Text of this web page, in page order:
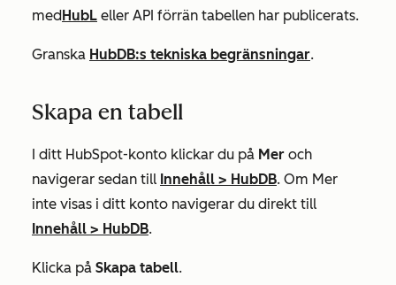
medHubL eller API förrän tabellen har publicerats.
Granska HubDB:s tekniska begränsningar.
Skapa en tabell
I ditt HubSpot-konto klickar du på Mer och
navigerar sedan till Innehåll > HubDB. Om Mer
inte visas i ditt konto navigerar du direkt till
Innehåll > HubDB.
Klicka på Skapa tabell.